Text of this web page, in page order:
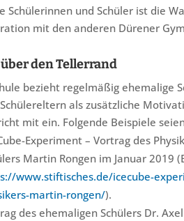
Schülerinnen und Schüler ist die
mit den anderen Dürener
den Tellerrand
bezieht regelmäßig ehemalige
als zusätzliche
mit ein. Folgende Beispiele
Experiment – Vortrag des
Martin Rongen im Januar 2019
www.stiftisches.de/icecube-
martin-rongen/).
des ehemaligen Schülers Dr.